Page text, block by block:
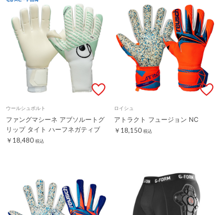
ウールシュポルト
ファングマシーネ アブソルートグ
リップ タイト ハーフネガティブ
￥18,480 税込
ロイシュ
アトラクト フュージョン NC
￥18,150 税込